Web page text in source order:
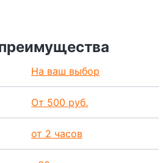
На ваш выбор
От 500 руб.
от 2 часов